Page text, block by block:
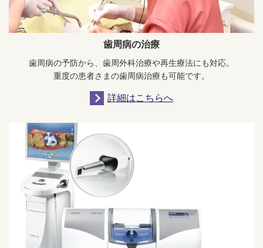
歯周病の治療
歯周病の予防から、歯周外科治療や再生療法にも対応。
重度の患者さまの歯周病治療も可能です。
詳細はこちらへ